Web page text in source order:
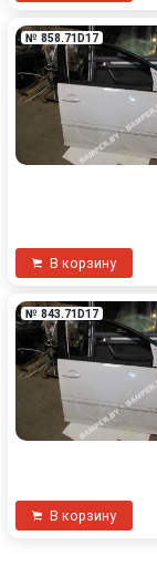
№ 858.71D17
В корзину
№ 843.71D17
В корзину